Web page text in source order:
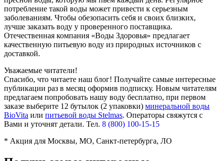
потребление такой воды может привести к серьезным
заболеваниям. Чтобы обезопасить себя и своих близких,
лучше заказать воду у проверенного поставщика.
Отечественная компания «Воды Здоровья» предлагает
качественную питьевую воду из природных источников с
доставкой.
Уважаемые читатели!
Спасибо, что читаете наш блог! Получайте самые интересные
публикации раз в месяц оформив подписку. Новым читателям
предлагаем попробовать нашу воду бесплатно, при первом
заказе выберите 12 бутылок (2 упаковки) минеральной воды
BioVita или питьевой воды Stelmas. Операторы свяжутся с
Вами и уточнят детали. Тел. 8 (800) 100-15-15
* Акция для Москвы, МО, Санкт-петербурга, ЛО